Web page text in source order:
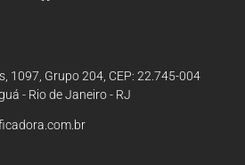
1097, Grupo 204, CEP: 22.745-004
- Rio de Janeiro - RJ